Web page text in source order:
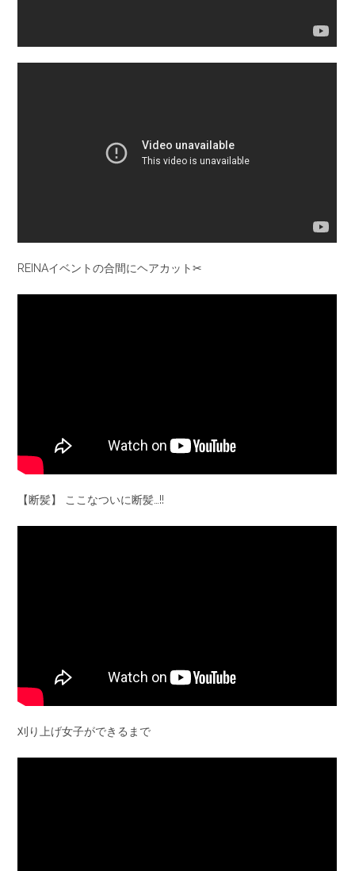
REINAイベントの合間にヘアカット✂
【断髪】 ここなついに断髪…!!
刈り上げ女子ができるまで